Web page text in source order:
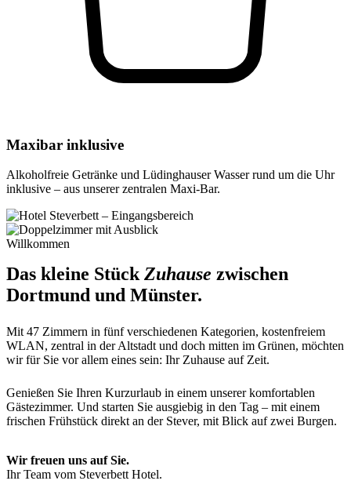
Maxibar inklusive
Alkoholfreie Getränke und Lüdinghauser Wasser rund um die Uhr
inklusive – aus unserer zentralen Maxi-Bar.
Willkommen
Das kleine StückZuhause zwischen
Dortmund und Münster.
Mit 47 Zimmern in fünf verschiedenen Kategorien, kostenfreiem
WLAN, zentral in der Altstadt und doch mitten im Grünen, möchten
wir für Sie vor allem eines sein: Ihr Zuhause auf Zeit.
Genießen Sie Ihren Kurzurlaub in einem unserer komfortablen
Gästezimmer. Und starten Sie ausgiebig in den Tag – mit einem
frischen Frühstück direkt an der Stever, mit Blick auf zwei Burgen.
Wir freuen uns auf Sie.
Ihr Team vom Steverbett Hotel.